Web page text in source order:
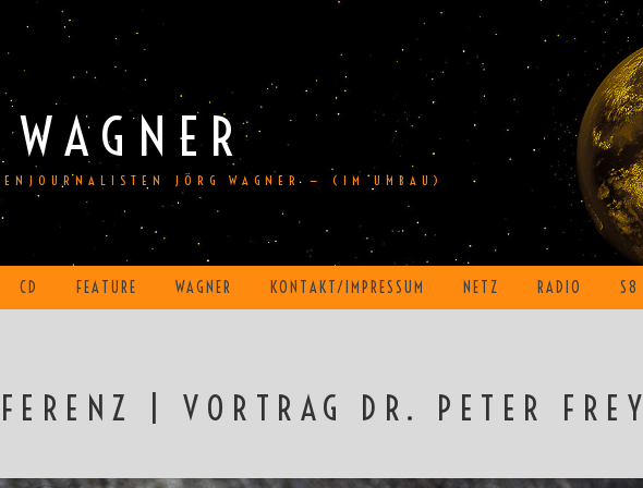
JÖRG WAGNER — (IM UMBAU)
CD FEATURE WAGNER KONTAKT/IMPRESSUM NETZ RADIO S8
| VORTRAG DR. PETER FREY